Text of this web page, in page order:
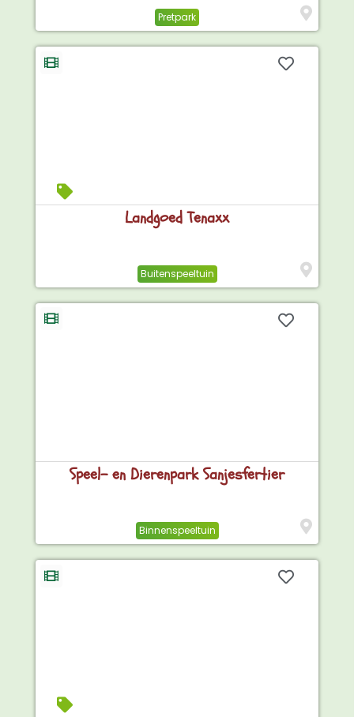
Pretpark
Landgoed Tenaxx
Buitenspeeltuin
Speel- en Dierenpark Sanjesfertier
Binnenspeeltuin